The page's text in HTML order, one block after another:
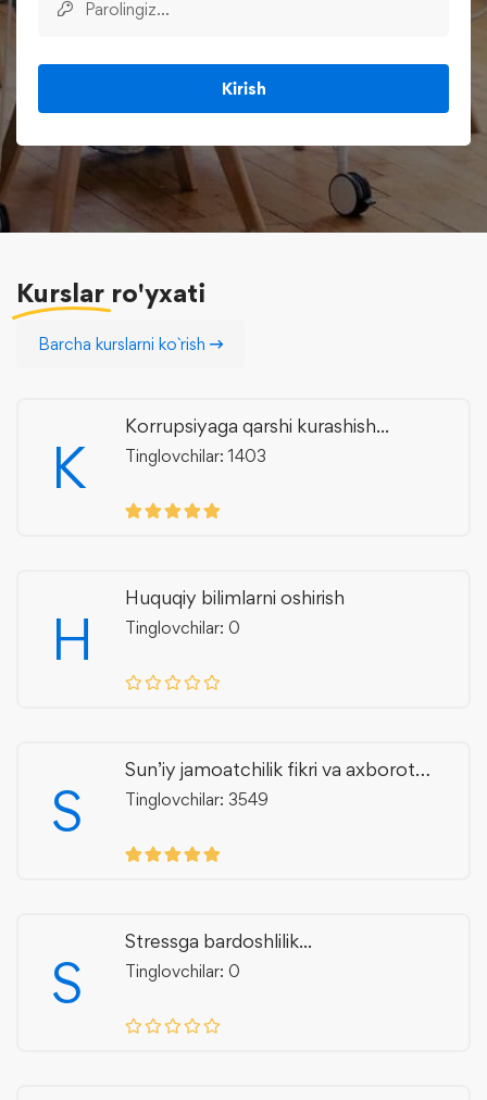
Kirish
Kurslar ro'yxati
Barcha kurslarni ko`rish
K
Korrupsiyaga qarshi kurashish...
Tinglovchilar: 1403
H
Huquqiy bilimlarni oshirish
Tinglovchilar: 0
S
Sun’iy jamoatchilik fikri va axborot
manipulyatsiyasi
Tinglovchilar: 3549
S
Stressga bardoshlilik...
Tinglovchilar: 0